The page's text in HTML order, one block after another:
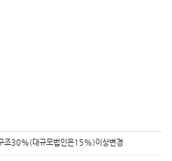
조30%(대규모법인은15%)이상변경